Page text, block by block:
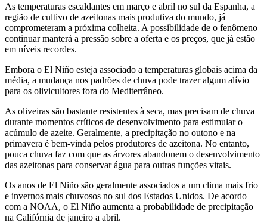
As temperaturas escaldantes em março e abril no sul da Espanha, a
região de cultivo de azeitonas mais produtiva do mundo, já
comprometeram a próxima colheita. A possibilidade de o fenômeno
continuar manterá a pressão sobre a oferta e os preços, que já estão
em níveis recordes.
Embora o El Niño esteja associado a temperaturas globais acima da
média, a mudança nos padrões de chuva pode trazer algum alívio
para os olivicultores fora do Mediterrâneo.
As oliveiras são bastante resistentes à seca, mas precisam de chuva
durante momentos críticos de desenvolvimento para estimular o
acúmulo de azeite. Geralmente, a precipitação no outono e na
primavera é bem-vinda pelos produtores de azeitona. No entanto,
pouca chuva faz com que as árvores abandonem o desenvolvimento
das azeitonas para conservar água para outras funções vitais.
Os anos de El Niño são geralmente associados a um clima mais frio
e invernos mais chuvosos no sul dos Estados Unidos. De acordo
com a NOAA, o El Niño aumenta a probabilidade de precipitação
na Califórnia de janeiro a abril.